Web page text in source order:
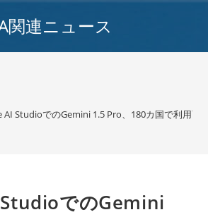
関連ニュース
AI StudioでのGemini 1.5 Pro、180カ国で利用可
でのGemini